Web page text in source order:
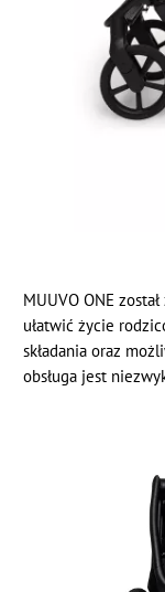
MUUVO ONE
ułatwić życie
składania oraz
obsługa jest